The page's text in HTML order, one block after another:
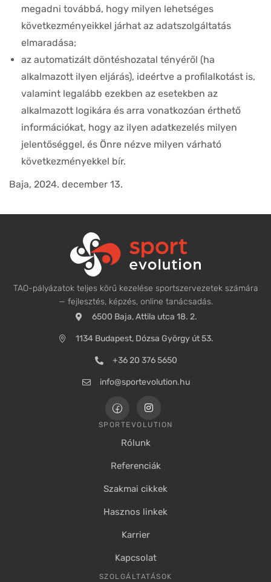
megadni továbbá, hogy milyen lehetséges
következményeikkel járhat az adatszolgáltatás
elmaradása;
az automatizált döntéshozatal tényéről (ha
alkalmazott ilyen eljárás), ideértve a profilalkotást is,
valamint legalább ezekben az esetekben az
alkalmazott logikára és arra vonatkozóan érthető
információkat, hogy az ilyen adatkezelés milyen
jelentőséggel, és Önre nézve milyen várható
következményekkel bír.
Baja, 2024. december 13.
TAO-pályázatok teljes körű kezelése sportszervezetek számára
— fejlesztés, képzés, online tanácsadás.
6500 Baja, Attila utca 18. 2.
1134 Budapest, Dózsa György út 53.
+36 20 376 5650
info@sportevolution.hu
SPORTEVOLUTION
Rólunk
Referenciák
Szakmai cikkek
Hasznos linkek
Karrier
Kapcsolat
SZOLGÁLTATÁSOK